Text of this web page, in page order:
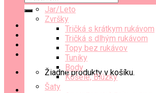
Žiadne produkty v košíku.
Jar/Leto
Zvršky
Tričká s krátkym rukávom
Tričká s dlhým rukávom
Topy bez rukávov
Tuniky
Body
Košele, Blúzky
Šaty